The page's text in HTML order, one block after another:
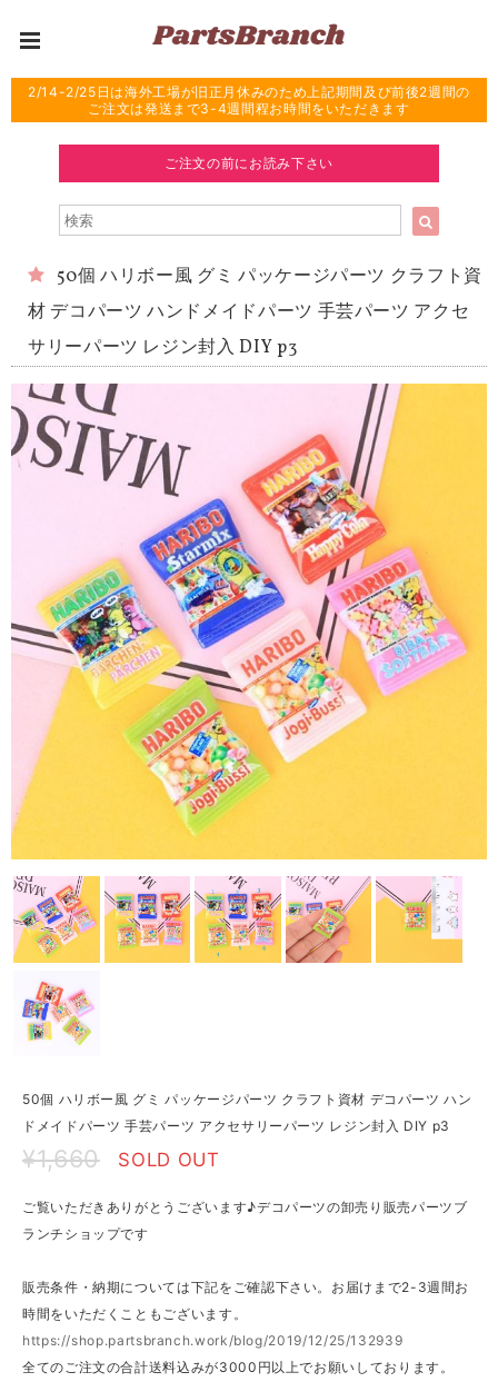
2/14-2/25日は海外工場が旧正月休みのため上記期間及び前後2週間の
ご注文は発送まで3-4週間程お時間をいただきます
ご注文の前にお読み下さい
50個 ハリボー風 グミ パッケージパーツ クラフト資
材 デコパーツ ハンドメイドパーツ 手芸パーツ アクセ
サリーパーツ レジン封入 DIY p3
50個 ハリボー風 グミ パッケージパーツ クラフト資材 デコパーツ ハン
ドメイドパーツ 手芸パーツ アクセサリーパーツ レジン封入 DIY p3
¥1,660 SOLD OUT
ご覧いただきありがとうございます♪デコパーツの卸売り販売パーツブ
ランチショップです
販売条件・納期については下記をご確認下さい。お届けまで2-3週間お
時間をいただくこともございます。
https://shop.partsbranch.work/blog/2019/12/25/132939
全てのご注文の合計送料込みが3000円以上でお願いしております。